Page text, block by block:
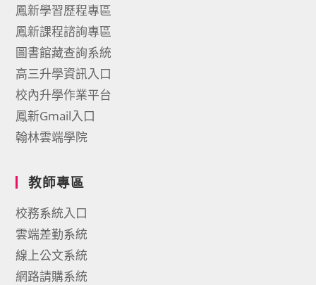
鳳新學習歷程專區
鳳新課程諮詢專區
圖書館藏查詢系統
高三升學資訊入口
校內升學作業平台
鳳新Gmail入口
翰林雲端學院
教師專區
校務系統入口
雲端差勤系統
線上公文系統
網路請購系統